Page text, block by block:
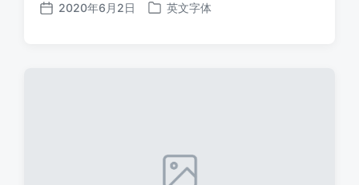
发
2020年6月2日
发
英文字体